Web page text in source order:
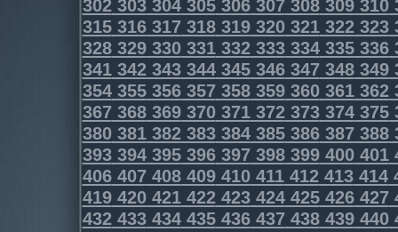
302303304305306307308309310
315316317318319320321322323
328329330331332333334335336
341342343344345346347348349
354355356357358359360361362
367368369370371372373374375
380381382383384385386387388
393394395396397398399400401
406407408409410411412413414
419420421422423424425426427
432433434435436437438439440